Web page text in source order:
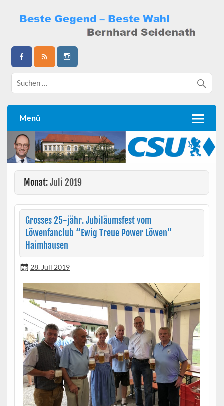
content
Bernhard Seidenath
Menü
Monat:Juli 2019
Grosses 25-jähr. Jubiläumsfest vom
Löwenfanclub “Ewig Treue Power Löwen”
Haimhausen
28. Juli 2019